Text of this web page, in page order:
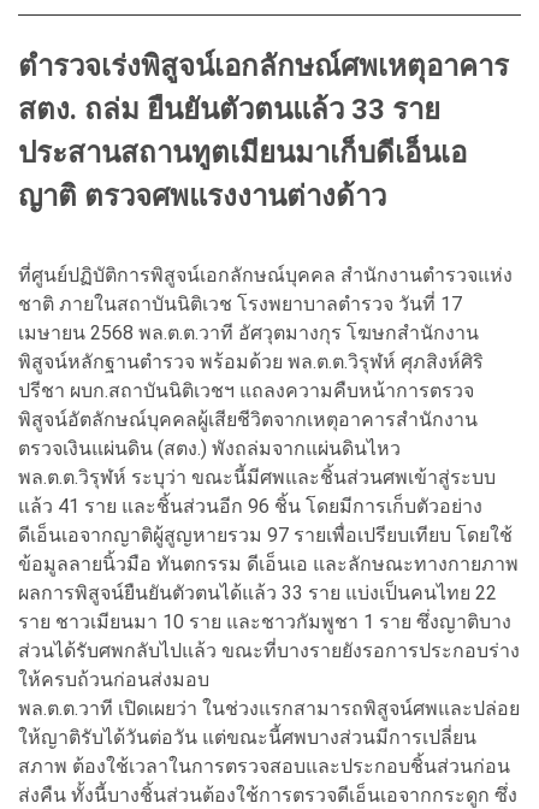
ตำรวจเร่งพิสูจน์เอกลักษณ์ศพเหตุอาคาร
สตง. ถล่ม ยืนยันตัวตนแล้ว 33 ราย
ประสานสถานทูตเมียนมาเก็บดีเอ็นเอ
ญาติ ตรวจศพแรงงานต่างด้าว
ที่ศูนย์ปฏิบัติการพิสูจน์เอกลักษณ์บุคคล สำนักงานตำรวจแห่ง
ชาติ ภายในสถาบันนิติเวช โรงพยาบาลตำรวจ วันที่ 17
เมษายน 2568 พล.ต.ต.วาที อัศวุตมางกุร โฆษกสำนักงาน
พิสูจน์หลักฐานตำรวจ พร้อมด้วย พล.ต.ต.วิรุฬห์ ศุภสิงห์ศิริ
ปรีชา ผบก.สถาบันนิติเวชฯ แถลงความคืบหน้าการตรวจ
พิสูจน์อัตลักษณ์บุคคลผู้เสียชีวิตจากเหตุอาคารสำนักงาน
ตรวจเงินแผ่นดิน (สตง.) พังถล่มจากแผ่นดินไหว
พล.ต.ต.วิรุฬห์ ระบุว่า ขณะนี้มีศพและชิ้นส่วนศพเข้าสู่ระบบ
แล้ว 41 ราย และชิ้นส่วนอีก 96 ชิ้น โดยมีการเก็บตัวอย่าง
ดีเอ็นเอจากญาติผู้สูญหายรวม 97 รายเพื่อเปรียบเทียบ โดยใช้
ข้อมูลลายนิ้วมือ ทันตกรรม ดีเอ็นเอ และลักษณะทางกายภาพ
ผลการพิสูจน์ยืนยันตัวตนได้แล้ว 33 ราย แบ่งเป็นคนไทย 22
ราย ชาวเมียนมา 10 ราย และชาวกัมพูชา 1 ราย ซึ่งญาติบาง
ส่วนได้รับศพกลับไปแล้ว ขณะที่บางรายยังรอการประกอบร่าง
ให้ครบถ้วนก่อนส่งมอบ
พล.ต.ต.วาที เปิดเผยว่า ในช่วงแรกสามารถพิสูจน์ศพและปล่อย
ให้ญาติรับได้วันต่อวัน แต่ขณะนี้ศพบางส่วนมีการเปลี่ยน
สภาพ ต้องใช้เวลาในการตรวจสอบและประกอบชิ้นส่วนก่อน
ส่งคืน ทั้งนี้บางชิ้นส่วนต้องใช้การตรวจดีเอ็นเอจากกระดูก ซึ่ง